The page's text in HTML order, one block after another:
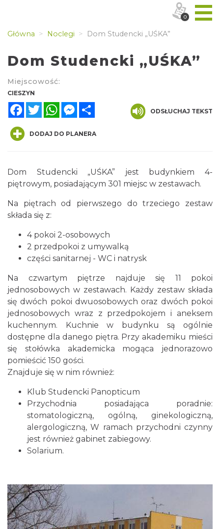
Główna Noclegi Dom Studencki „UŚKA”
Dom Studencki „UŚKA”
Miejscowość:
CIESZYN
FacebookTwitterWhatsAppMessenger
ODSŁUCHAJ TEKST
DODAJ DO PLANERA
Dom Studencki „UŚKA” jest budynkiem 4-
piętrowym, posiadającym 301 miejsc w zestawach.
Na piętrach od pierwszego do trzeciego zestaw
składa się z:
4 pokoi 2-osobowych
2 przedpokoi z umywalką
części sanitarnej - WC i natrysk
Na czwartym piętrze najduje się 11 pokoi
jednosobowych w zestawach. Każdy zestaw składa
się dwóch pokoi dwuosobowych oraz dwóch pokoi
jednosobowych wraz z przedpokojem i aneksem
kuchennym. Kuchnie w budynku są ogólnie
dostępne dla danego piętra. Przy akademiku mieści
się stołówka akademicka mogąca jednorazowo
pomieścić 150 gości.
Znajduje się w nim również:
Klub Studencki Panopticum
Przychodnia posiadająca poradnie:
stomatologiczną, ogólną, ginekologiczną,
alergologiczną, W ramach przychodni czynny
jest również gabinet zabiegowy.
Solarium.
0